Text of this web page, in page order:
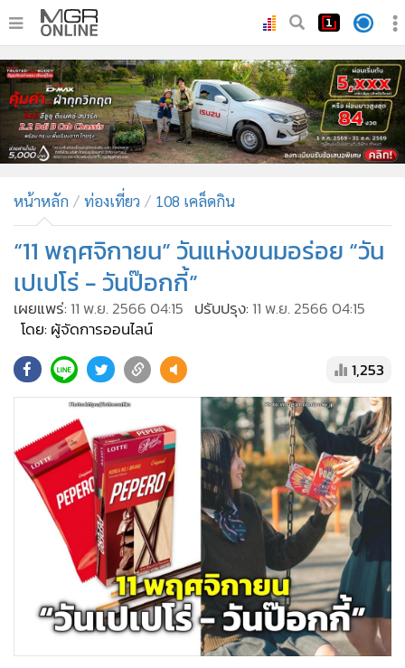
• หน้าหลัก
• ทันเหตุการณ์
• ภาคใต้
• ภูมิภาค
• บันเทิง
ผู้จัดการรายวัน
คอลัมนิสต์
• ละคร
CbizReview
• ผู้จัดกวน
Good health & Well-being
Green Innovation & SD
• Management & HR
MGR Live
Infographic
การเมือง
ท่องเที่ยว
กีฬา
ต่างประเทศ
• Special Scoop
หน้าหลัก ท่องเที่ยว 108 เคล็ดกิน
“11 พฤศจิกายน” วันแห่งขนมอร่อย “วัน
เปเปโร่ - วันป๊อกกี้”
เผยแพร่: 11 พ.ย. 2566 04:15 ปรับปรุง: 11 พ.ย. 2566 04:15
โดย: ผู้จัดการออนไลน์
1,253